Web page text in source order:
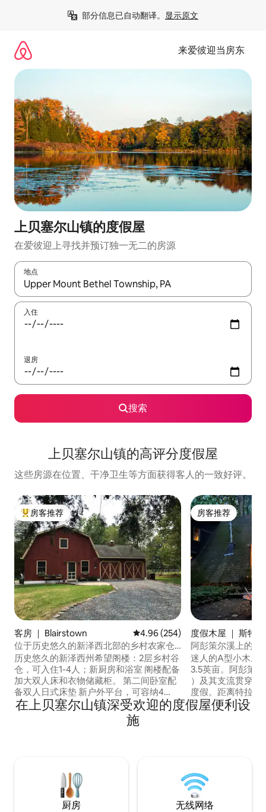
部分信息已自动翻译。 显示原文
来爱彼迎当房东
上贝塞尔山镇的度假屋
在爱彼迎上寻找并预订独一无二的房源
地点
如有搜索结果，请使用上下方向键查看，或通过点击或滑动手势
入住
退房
搜索
上贝塞尔山镇的高评分度假屋
这些房源在位置、干净卫生等方面获得客人的一致好评。
热门「房客推荐」
房客推荐
客房 ｜ Blairstown 平均评分 4.96 分（满分 5 分），
4.96 (254)
位于历史悠久的新泽西北部的乡村农家仓
房
历史悠久的新泽西州希望阁楼：2层乡村谷
仓，可入住1-4人；新厨房和浴室 阁楼配备
加大双人床和衣物储藏柜。 第二间卧室配
备双人日式床垫 新户外平台，可容纳4
人； 无线网络和手机信号； 适合单身人
士、情侣、差旅人士、探访父母、皮划艇
爱好者、徒步旅行者、骑自行车者、滑翔
Believe、布莱尔斯敦和布莱尔学院：
房客推荐
房客推荐
度假木屋 ｜ 斯特
阿彭策尔溪上的舒
迷人的A型小木屋
3.5英亩。阿彭策
）及其支流贯穿整
度假。距离特拉
）、滑雪、徒步旅
水上公园、奥特莱
*
在上贝塞尔山镇深受欢迎的度假屋便利设
施
厨房 无线网络